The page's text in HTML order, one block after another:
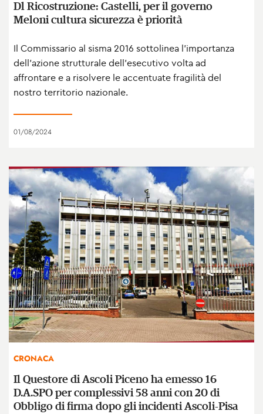
Dl Ricostruzione: Castelli, per il governo
Meloni cultura sicurezza è priorità
Il Commissario al sisma 2016 sottolinea l’importanza
dell’azione strutturale dell’esecutivo volta ad
affrontare e a risolvere le accentuate fragilità del
nostro territorio nazionale.
01/08/2024
CRONACA
Il Questore di Ascoli Piceno ha emesso 16
D.A.SPO per complessivi 58 anni con 20 di
Obbligo di firma dopo gli incidenti Ascoli-Pisa